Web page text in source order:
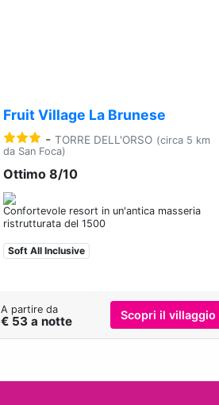
Fruit Village La Brunese
- TORRE DELL'ORSO (circa 5 km
da San Foca)
Ottimo 8/10
Confortevole resort in un'antica masseria
ristrutturata del 1500
Soft All Inclusive
A partire da
€ 53 a notte Scopri il villaggio